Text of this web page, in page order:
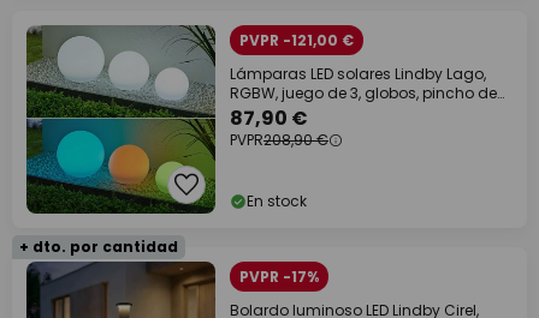
PVPR -121,00 €
Lámparas LED solares Lindby Lago,
RGBW, juego de 3, globos, pincho de
suelo
87,90 €
PVPR208,90 €
En stock
+ dto. por cantidad
PVPR -17%
Bolardo luminoso LED Lindby Cirel,